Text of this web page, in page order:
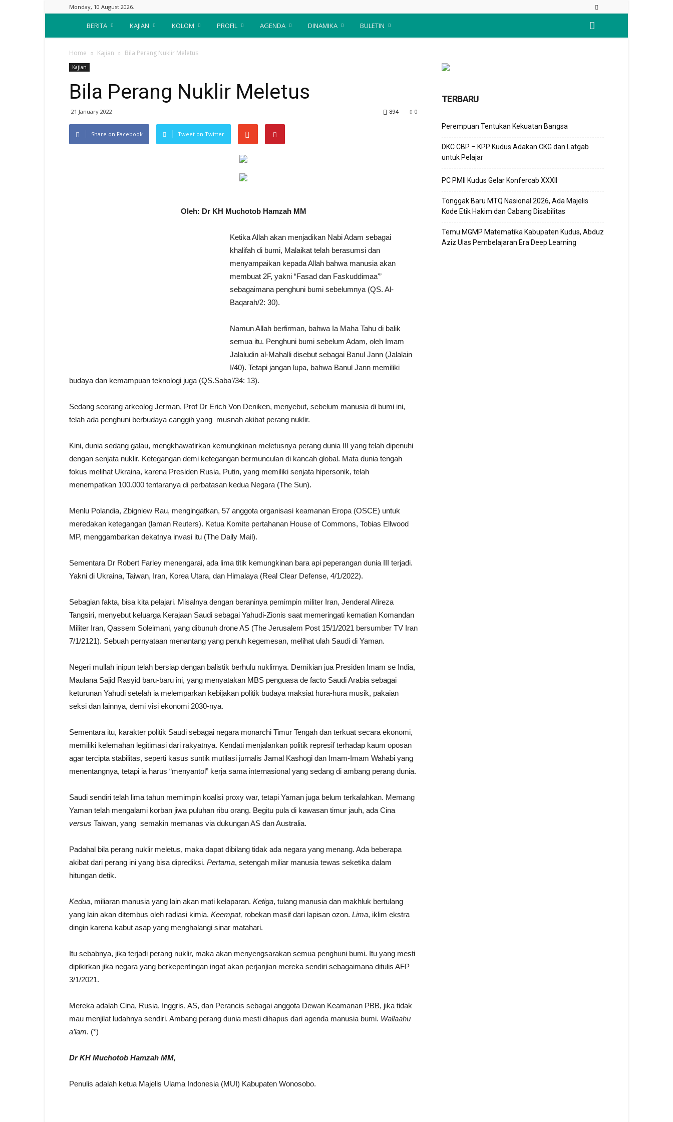
Monday, 10 August 2026.
Suara
Nahdliyin
BERITA KAJIAN KOLOM PROFIL AGENDA DINAMIKA BULETIN
Home Kajian Bila Perang Nuklir Meletus
Kajian
Bila Perang Nuklir Meletus
21 January 2022 0
894
Share on Facebook Tweet on Twitter
Oleh: Dr KH Muchotob Hamzah MM
Ketika Allah akan menjadikan Nabi Adam sebagai
khalifah di bumi, Malaikat telah berasumsi dan
menyampaikan kepada Allah bahwa manusia akan
membuat 2F, yakni “Fasad dan Faskuddimaa'”
sebagaimana penghuni bumi sebelumnya (QS. Al-
Baqarah/2: 30).
Namun Allah berfirman, bahwa Ia Maha Tahu di balik
semua itu. Penghuni bumi sebelum Adam, oleh Imam
Jalaludin al-Mahalli disebut sebagai Banul Jann (Jalalain
I/40). Tetapi jangan lupa, bahwa Banul Jann memiliki
budaya dan kemampuan teknologi juga (QS.Saba’/34: 13).
Sedang seorang arkeolog Jerman, Prof Dr Erich Von Deniken, menyebut, sebelum manusia di bumi ini,
telah ada penghuni berbudaya canggih yang musnah akibat perang nuklir.
Kini, dunia sedang galau, mengkhawatirkan kemungkinan meletusnya perang dunia III yang telah dipenuhi
dengan senjata nuklir. Ketegangan demi ketegangan bermunculan di kancah global. Mata dunia tengah
fokus melihat Ukraina, karena Presiden Rusia, Putin, yang memiliki senjata hipersonik, telah
menempatkan 100.000 tentaranya di perbatasan kedua Negara (The Sun).
Menlu Polandia, Zbigniew Rau, mengingatkan, 57 anggota organisasi keamanan Eropa (OSCE) untuk
meredakan ketegangan (laman Reuters). Ketua Komite pertahanan House of Commons, Tobias Ellwood
MP, menggambarkan dekatnya invasi itu (The Daily Mail).
Sementara Dr Robert Farley menengarai, ada lima titik kemungkinan bara api peperangan dunia III terjadi.
Yakni di Ukraina, Taiwan, Iran, Korea Utara, dan Himalaya (Real Clear Defense, 4/1/2022).
Sebagian fakta, bisa kita pelajari. Misalnya dengan beraninya pemimpin militer Iran, Jenderal Alireza
Tangsiri, menyebut keluarga Kerajaan Saudi sebagai Yahudi-Zionis saat memeringati kematian Komandan
Militer Iran, Qassem Soleimani, yang dibunuh drone AS (The Jerusalem Post 15/1/2021 bersumber TV Iran
7/1/2121). Sebuah pernyataan menantang yang penuh kegemesan, melihat ulah Saudi di Yaman.
Negeri mullah inipun telah bersiap dengan balistik berhulu nuklirnya. Demikian jua Presiden Imam se India,
Maulana Sajid Rasyid baru-baru ini, yang menyatakan MBS penguasa de facto Saudi Arabia sebagai
keturunan Yahudi setelah ia melemparkan kebijakan politik budaya maksiat hura-hura musik, pakaian
seksi dan lainnya, demi visi ekonomi 2030-nya.
Sementara itu, karakter politik Saudi sebagai negara monarchi Timur Tengah dan terkuat secara ekonomi,
memiliki kelemahan legitimasi dari rakyatnya. Kendati menjalankan politik represif terhadap kaum oposan
agar tercipta stabilitas, seperti kasus suntik mutilasi jurnalis Jamal Kashogi dan Imam-Imam Wahabi yang
menentangnya, tetapi ia harus “menyantol” kerja sama internasional yang sedang di ambang perang dunia.
Saudi sendiri telah lima tahun memimpin koalisi proxy war, tetapi Yaman juga belum terkalahkan. Memang
Yaman telah mengalami korban jiwa puluhan ribu orang. Begitu pula di kawasan timur jauh, ada Cina
versus Taiwan, yang semakin memanas via dukungan AS dan Australia.
Padahal bila perang nuklir meletus, maka dapat dibilang tidak ada negara yang menang. Ada beberapa
akibat dari perang ini yang bisa diprediksi. Pertama, setengah miliar manusia tewas seketika dalam
hitungan detik.
Kedua, miliaran manusia yang lain akan mati kelaparan. Ketiga, tulang manusia dan makhluk bertulang
yang lain akan ditembus oleh radiasi kimia. Keempat, robekan masif dari lapisan ozon. Lima, iklim ekstra
dingin karena kabut asap yang menghalangi sinar matahari.
Itu sebabnya, jika terjadi perang nuklir, maka akan menyengsarakan semua penghuni bumi. Itu yang mesti
dipikirkan jika negara yang berkepentingan ingat akan perjanjian mereka sendiri sebagaimana ditulis AFP
3/1/2021.
Mereka adalah Cina, Rusia, Inggris, AS, dan Perancis sebagai anggota Dewan Keamanan PBB, jika tidak
mau menjilat ludahnya sendiri. Ambang perang dunia mesti dihapus dari agenda manusia bumi. Wallaahu
a’lam. (*)
Dr KH Muchotob Hamzah MM,
Penulis adalah ketua Majelis Ulama Indonesia (MUI) Kabupaten Wonosobo.
TERBARU
Perempuan Tentukan Kekuatan Bangsa
DKC CBP – KPP Kudus Adakan CKG dan Latgab
untuk Pelajar
PC PMII Kudus Gelar Konfercab XXXII
Tonggak Baru MTQ Nasional 2026, Ada Majelis
Kode Etik Hakim dan Cabang Disabilitas
Temu MGMP Matematika Kabupaten Kudus, Abduz
Aziz Ulas Pembelajaran Era Deep Learning